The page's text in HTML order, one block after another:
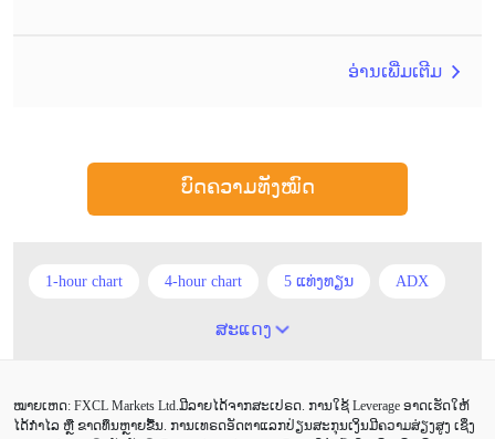
ອ່ານເພີ່ມເຕີມ
ບົດຄວາມທັງໝົດ
1-hour chart 4-hour chart 5 ແທ່ງທຽນ ADX
Alexander Elder
Buy Stop CAD CHF COVID-19 CPI
ສະແດງ
ໝາຍເຫດ: FXCL Markets Ltd.ມີລາຍໄດ້ຈາກສະເປຣດ. ການໃຊ້ Leverage ອາດເຮັດໃຫ້
ໄດ້ກຳໄລ ຫຼື ຂາດທຶນຫຼາຍຂື້ນ. ການເທຣດອັດຕາແລກປ່ຽນສະກຸນເງິນມີຄວາມສ່ຽງສູງ ເຊິ່ງ